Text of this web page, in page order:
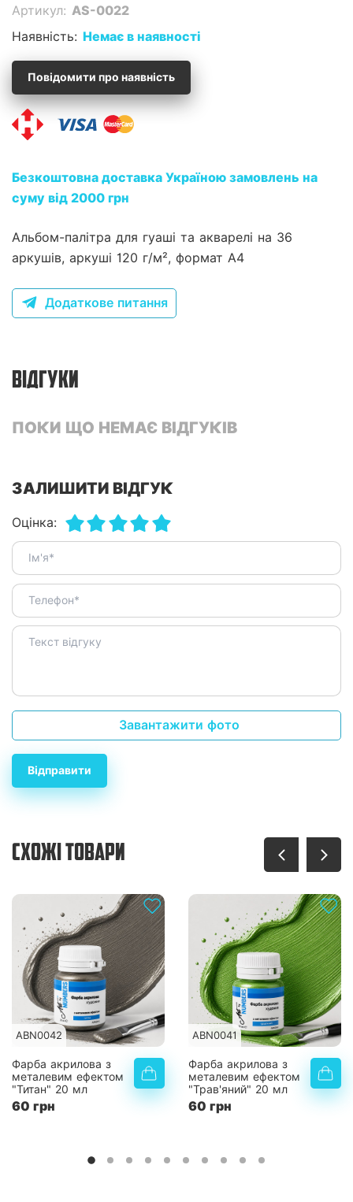
Артикул: AS-0022
Наявність: Немає в наявності
Повідомити про наявність
Безкоштовна доставка Україною замовлень на
суму від 2000 грн
Альбом-палітра для гуаші та акварелі на 36
аркушів, аркуші 120 г/м², формат А4
Додаткове питання
ВІДГУКИ
ПОКИ ЩО НЕМАЄ ВІДГУКІВ
ЗАЛИШИТИ ВІДГУК
Оцінка:
Завантажити фото
Відправити
СХОЖІ ТОВАРИ
ABN0042
Фарба акрилова з
металевим ефектом
"Титан" 20 мл
60 грн
ABN0041
Фарба акрилова з
металевим ефектом
"Трав'яний" 20 мл
60 грн